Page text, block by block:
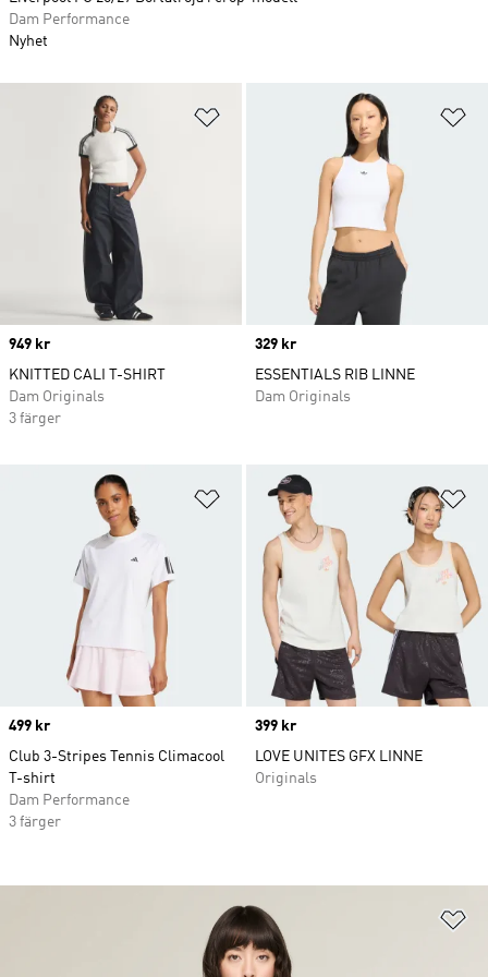
Lägg till på önskelistan
Price
949 kr
KNITTED CALI T-SHIRT
Dam Originals
3 färger
Price
329 kr
ESSENTIALS RIB LINNE
Dam Originals
Lägg till på önskelistan
Price
499 kr
Club 3-Stripes Tennis Climacool
T-shirt
Dam Performance
3 färger
Price
399 kr
LOVE UNITES GFX LINNE
Originals
Dam Performance
Nyhet